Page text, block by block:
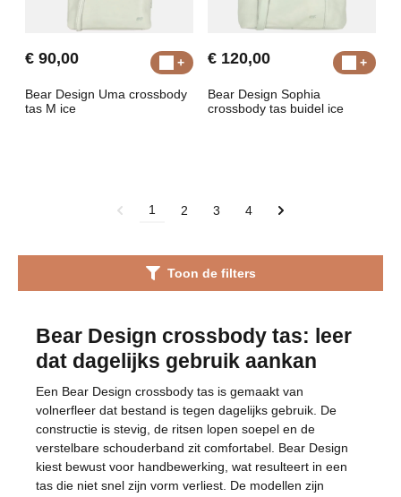
€ 90,00
Bear Design Uma crossbody
tas M ice
€ 120,00
Bear Design Sophia
crossbody tas buidel ice
1 2 3 4
Toon de filters
Bear Design crossbody tas: leer
dat dagelijks gebruik aankan
Een Bear Design crossbody tas is gemaakt van
volnerfleer dat bestand is tegen dagelijks gebruik. De
constructie is stevig, de ritsen lopen soepel en de
verstelbare schouderband zit comfortabel. Bear Design
kiest bewust voor handbewerking, wat resulteert in een
tas die niet snel zijn vorm verliest. De modellen zijn